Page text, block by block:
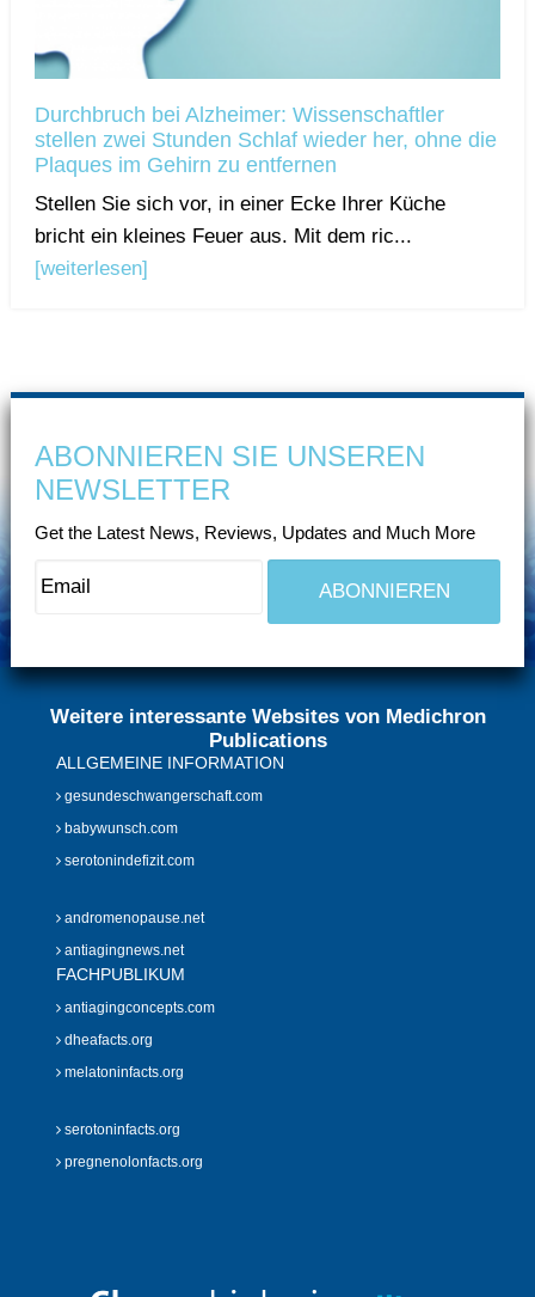
Durchbruch bei Alzheimer: Wissenschaftler
stellen zwei Stunden Schlaf wieder her, ohne die
Plaques im Gehirn zu entfernen
Stellen Sie sich vor, in einer Ecke Ihrer Küche
bricht ein kleines Feuer aus. Mit dem ric...
[weiterlesen]
ABONNIEREN SIE UNSEREN
NEWSLETTER
Get the Latest News, Reviews, Updates and Much More
Weitere interessante Websites von Medichron
Publications
ALLGEMEINE INFORMATION
gesundeschwangerschaft.com
babywunsch.com
serotonindefizit.com
andromenopause.net
antiagingnews.net
FACHPUBLIKUM
antiagingconcepts.com
dheafacts.org
melatoninfacts.org
serotoninfacts.org
pregnenolonfacts.org